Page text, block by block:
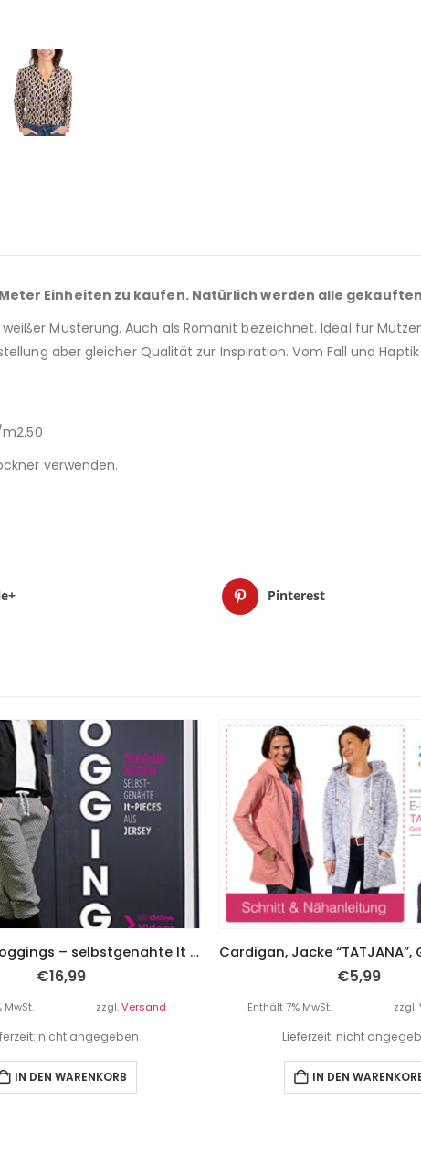
Einheiten zu kaufen. Natürlich werden alle
Musterung. Auch als Romanit bezeichnet. Ideal für
aber gleicher Qualität zur Inspiration. Vom Fall und
verwenden.
Pinterest
Nähbuch Hoggings – selbstgenähte It Pieces aus Jersey.
€16,99
MwSt. zzgl.Versand
nicht angegeben
IN DEN WARENKORB
€5,99
Enthält 7% MwSt. zzgl.
Lieferzeit: nicht
IN DEN